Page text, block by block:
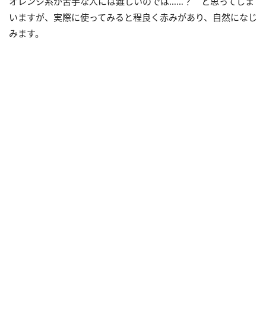
いますが、実際に使ってみると程良く赤みがあり、自然になじ
みます。